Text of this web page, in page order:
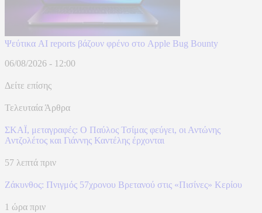
Ψεύτικα AI reports βάζουν φρένο στο Apple Bug Bounty
06/08/2026 - 12:00
Δείτε επίσης
Τελευταία Άρθρα
ΣΚΑΪ, μεταγραφές: Ο Παύλος Τσίμας φεύγει, οι Αντώνης
Αντζολέτος και Γιάννης Καντέλης έρχονται
57 λεπτά πριν
Ζάκυνθος: Πνιγμός 57χρονου Βρετανού στις «Πισίνες» Κερίου
1 ώρα πριν